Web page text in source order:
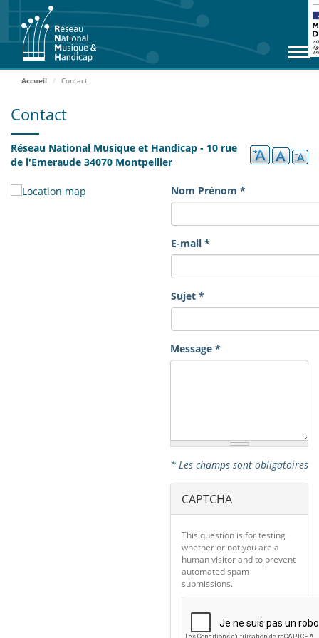
RNMH
Missions
Adhérents
Espace ressources
Contact
contenu
principal
Accueil Contact
Contact
Réseau National Musique et Handicap - 10 rue
de l'Emeraude 34070 Montpellier
Nom Prénom *
E-mail *
Sujet *
Message *
* Les champs sont obligatoires
CAPTCHA
This question is for testing
whether or not you are a
human visitor and to prevent
automated spam
submissions.